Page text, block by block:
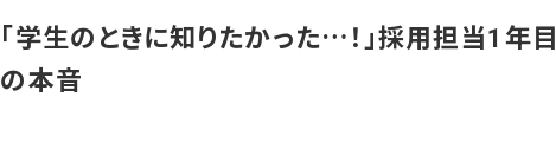
「学生のときに知りたかった…！」採用担当1年目
の本音